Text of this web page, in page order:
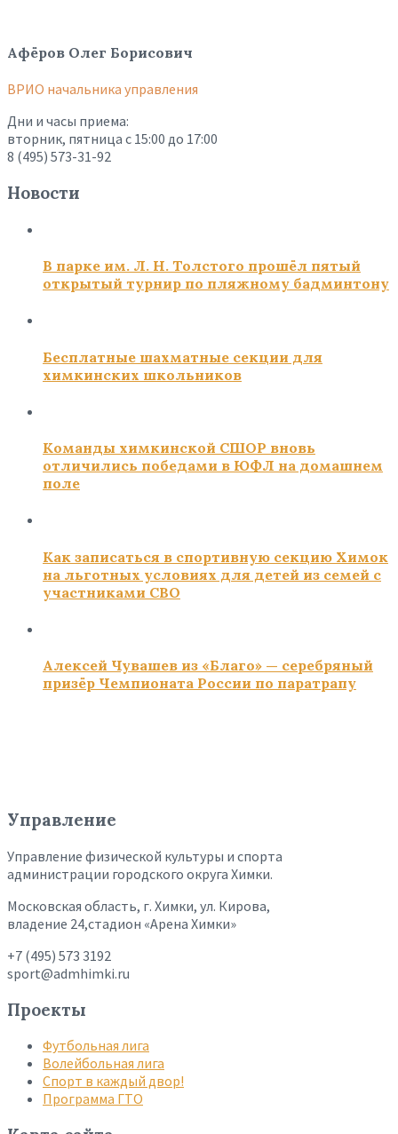
Афёров Олег Борисович
ВРИО начальника управления
Дни и часы приема:
вторник, пятница с 15:00 до 17:00
8 (495) 573-31-92
Новости
В парке им. Л. Н. Толстого прошёл пятый
открытый турнир по пляжному бадминтону
Бесплатные шахматные секции для
химкинских школьников
Команды химкинской СШОР вновь
отличились победами в ЮФЛ на домашнем
поле
Как записаться в спортивную секцию Химок
на льготных условиях для детей из семей с
участниками СВО
Алексей Чувашев из «Благо» — серебряный
призёр Чемпионата России по паратрапу
Управление
Управление физической культуры и спорта
администрации городского округа Химки.
Московская область, г. Химки, ул. Кирова,
владение 24,стадион «Арена Химки»
+7 (495) 573 3192
sport@admhimki.ru
Проекты
Футбольная лига
Волейбольная лига
Спорт в каждый двор!
Программа ГТО